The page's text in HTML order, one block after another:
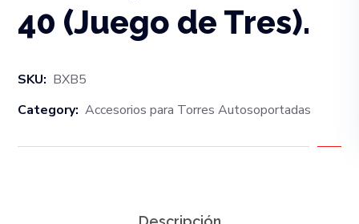
40 (Juego de Tres).
SKU: BXB5
Category: Accesorios para Torres Autosoportadas